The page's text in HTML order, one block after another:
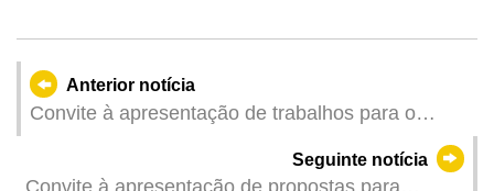
Anterior notícia
Convite à apresentação de trabalhos para o
23.04.2026 – Província de Guangdong, Hong
Seguinte notícia